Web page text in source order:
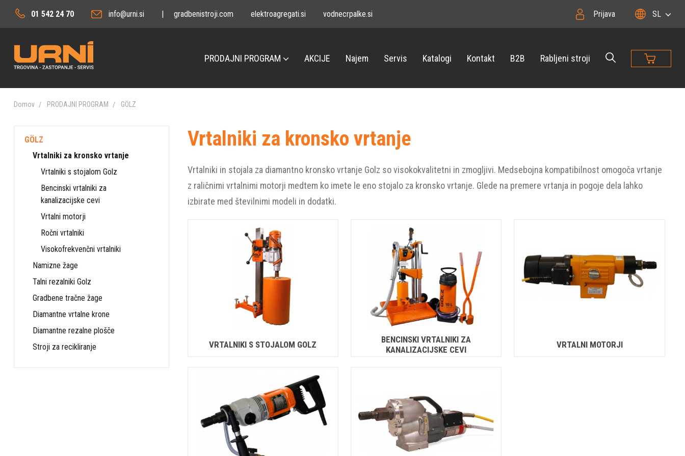
01 542 24 70 info@urni.si | gradbenistroji.com elektroagregati.si vodnecrpalke.si Prijava SL
PRODAJNI PROGRAM AKCIJE Najem Servis Katalogi Kontakt B2B Rabljeni stroji
Domov PRODAJNI PROGRAM GÖLZ
GÖLZ
Vrtalniki za kronsko vrtanje
Vrtalniki s stojalom Golz
Bencinski vrtalniki za
kanalizacijske cevi
Vrtalni motorji
Ročni vrtalniki
Visokofrekvenčni vrtalniki
Namizne žage
Talni rezalniki Golz
Gradbene tračne žage
Diamantne vrtalne krone
Diamantne rezalne plošče
Stroji za recikliranje
Vrtalniki za kronsko vrtanje
Vrtalniki in stojala za diamantno kronsko vrtanje Golz so visokokvalitetni in zmogljivi. Medsebojna kompatibilnost omogoča vrtanje
z raličnimi vrtalnimi motorji medtem ko imete le eno stojalo za kronsko vrtanje. Glede na premere vrtanja in pogoje dela lahko
izbirate med številnimi modeli in dodatki.
VRTALNIKI S STOJALOM GOLZ
BENCINSKI VRTALNIKI ZA
KANALIZACIJSKE CEVI
VRTALNI MOTORJI